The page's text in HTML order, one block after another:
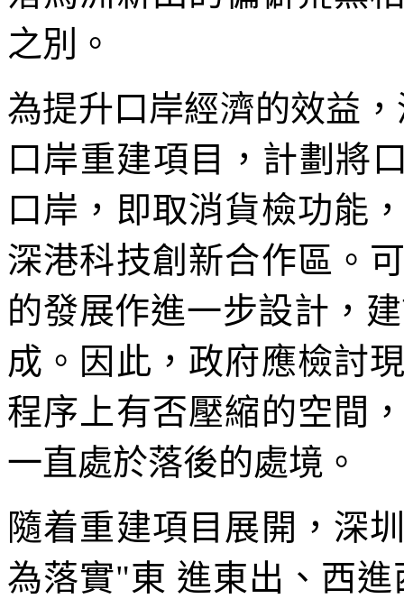
之別。
為提升口岸經濟的效益
口岸重建項目，計劃將
口岸，即取消貨檢功能
深港科技創新合作區。
的發展作進一步設計，
成。因此，政府應檢討
程序上有否壓縮的空間
一直處於落後的處境。
隨着重建項目展開，深
為落實"東 進東出、西